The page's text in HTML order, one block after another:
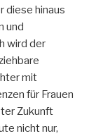
diese hinaus
und
wird der
mit
für Frauen
Zukunft
nicht nur,